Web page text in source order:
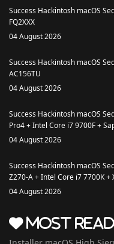
Success Hackintosh macOS
FQ2XXX
04 August 2026
Success Hackintosh macOS
AC156TU
04 August 2026
Success Hackintosh macOS
Pro4 + Intel Core i7 9700F +
04 August 2026
Success Hackintosh macOS
Z270-A + Intel Core i7 7700K +
04 August 2026
Most